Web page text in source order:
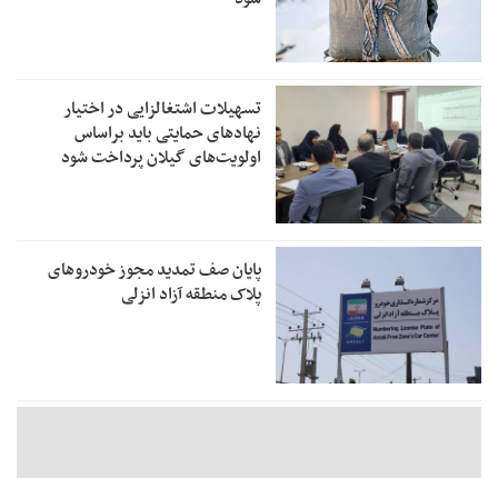
تسهیلات اشتغالزایی در اختیار
نهادهای حمایتی باید براساس
اولویت‌های گیلان پرداخت شود
پایان صف تمدید مجوز خودروهای
پلاک منطقه آزاد انزلی